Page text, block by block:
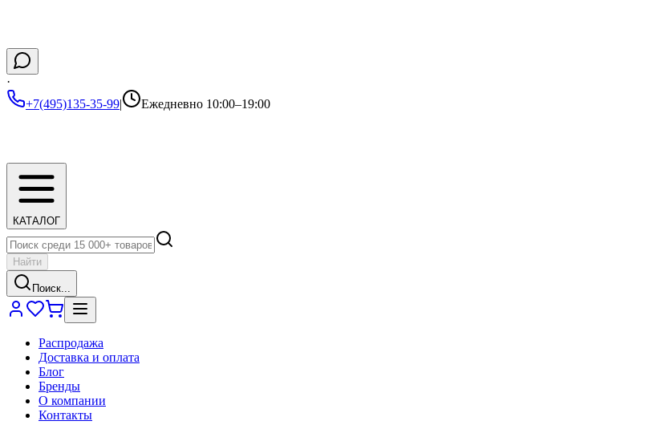
·
+7(495)135-35-99| Ежедневно 10:00–19:00
КАТАЛОГ
Найти
Поиск...
Распродажа
Доставка и оплата
Блог
Бренды
О компании
Контакты